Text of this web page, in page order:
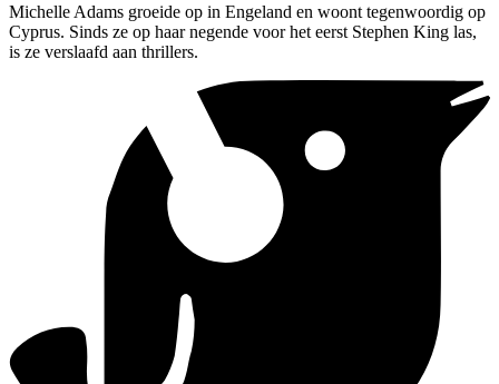
Michelle Adams groeide op in Engeland en woont tegenwoordig op
Cyprus. Sinds ze op haar negende voor het eerst Stephen King las,
is ze verslaafd aan thrillers.